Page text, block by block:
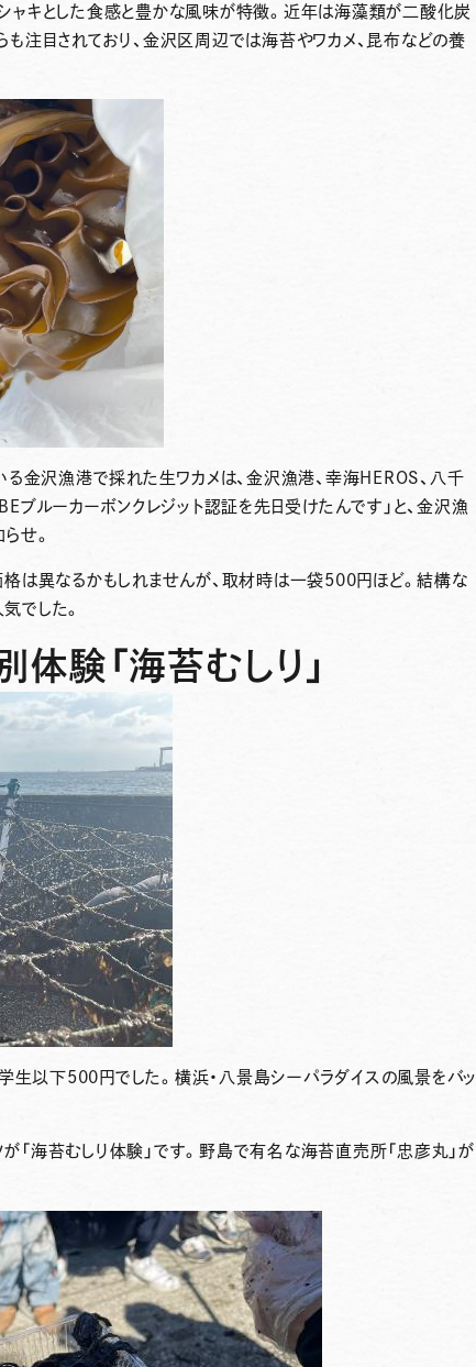
ャキとした食感と豊かな風味が特徴。近年は海藻類が二酸化炭
も注目されており、金沢区周辺では海苔やワカメ、昆布などの養
金沢漁港で採れた生ワカメは、金沢漁港、幸海HEROS、八千
ブルーカーボンクレジット認証を先日受けたんです」と、金沢漁
せ。
格は異なるかもしれませんが、取材時は一袋500円ほど。結構な
でした。
験「海苔むしり」
生以下500円でした。横浜・八景島シーパラダイスの風景をバッ
「海苔むしり体験」です。野島で有名な海苔直売所「忠彦丸」が